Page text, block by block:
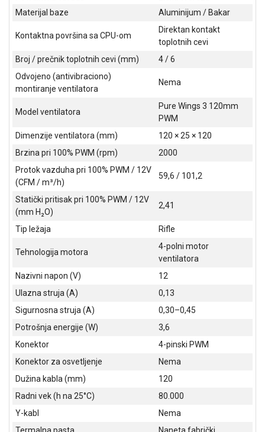
KANCELARIJSKI
ZA
KUĆU
PRIBOR
BICIKLE
FITNES
ALAT I
OUTLET
Materijal baze
Aluminijum / Bakar
Kontaktna površina sa CPU-om
Direktan kontakt
toplotnih cevi
Broj / prečnik toplotnih cevi (mm)
4 / 6
Odvojeno (antivibraciono)
montiranje ventilatora
Nema
Model ventilatora
Pure Wings 3 120mm
PWM
Dimenzije ventilatora (mm)
120 × 25 × 120
Brzina pri 100% PWM (rpm)
2000
Protok vazduha pri 100% PWM / 12V
(CFM / m³/h)
59,6 / 101,2
Statički pritisak pri 100% PWM / 12V
(mm H₂O)
2,41
Tip ležaja Rifle
Tehnologija motora
4-polni motor
ventilatora
Nazivni napon (V)
12
Ulazna struja (A)
0,13
Sigurnosna struja (A)
0,30–0,45
Potrošnja energije (W)
3,6
Konektor
4-pinski PWM
Konektor za osvetljenje
Nema
Dužina kabla (mm)
120
Radni vek (h na 25°C)
80.000
Y-kabl
Nema